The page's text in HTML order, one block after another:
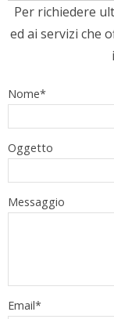
Per richiedere
ed ai servizi che
Nome*
Oggetto
Messaggio
Email*